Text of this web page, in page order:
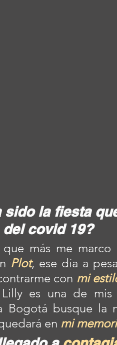
sido la fiesta
covid 19?
que más me
Plot, ese día a
con mi
es una de mis
Bogotá busque la
en mi